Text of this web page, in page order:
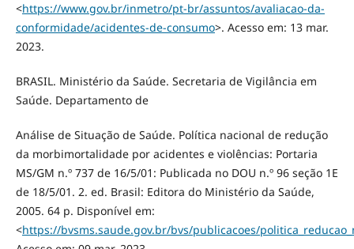
<https://www.gov.br/inmetro/pt-br/assuntos/avaliacao-da-
conformidade/acidentes-de-consumo>. Acesso em: 13 mar.
2023.
BRASIL. Ministério da Saúde. Secretaria de Vigilância em
Saúde. Departamento de
Análise de Situação de Saúde. Política nacional de redução
da morbimortalidade por acidentes e violências: Portaria
MS/GM n.º 737 de 16/5/01: Publicada no DOU n.º 96 seção 1E
de 18/5/01. 2. ed. Brasil: Editora do Ministério da Saúde,
2005. 64 p. Disponível em:
<https://bvsms.saude.gov.br/bvs/publicacoes/